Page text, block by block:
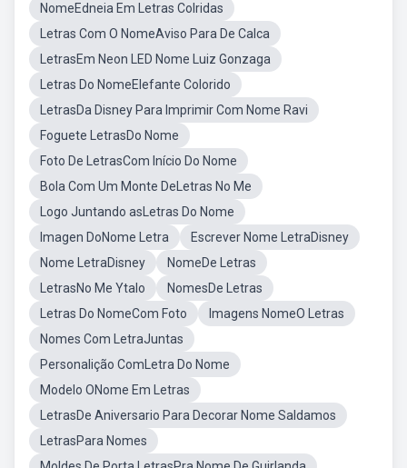
NomeEdneia Em Letras Colridas
Letras Com O NomeAviso Para De Calca
LetrasEm Neon LED Nome Luiz Gonzaga
Letras Do NomeElefante Colorido
LetrasDa Disney Para Imprimir Com Nome Ravi
Foguete LetrasDo Nome
Foto De LetrasCom Início Do Nome
Bola Com Um Monte DeLetras No Me
Logo Juntando asLetras Do Nome
Imagen DoNome Letra
Escrever Nome LetraDisney
Nome LetraDisney
NomeDe Letras
LetrasNo Me Ytalo
NomesDe Letras
Letras Do NomeCom Foto
Imagens NomeO Letras
Nomes Com LetraJuntas
Personalição ComLetra Do Nome
Modelo ONome Em Letras
LetrasDe Aniversario Para Decorar Nome Saldamos
LetrasPara Nomes